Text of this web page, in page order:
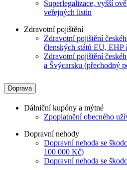
Superlegalizace, vyšší
veřejných listin
Zdravotní pojištění
Zdravotní pojištění
členských států EU, EHP
Zdravotní pojištění
a Švýcarsku (přechodný
Doprava
Dálniční kupóny a mýtné
Zpoplatnění obecného
Dopravní nehody
Dopravní nehoda se
100 000 Kč)
Dopravní nehoda se